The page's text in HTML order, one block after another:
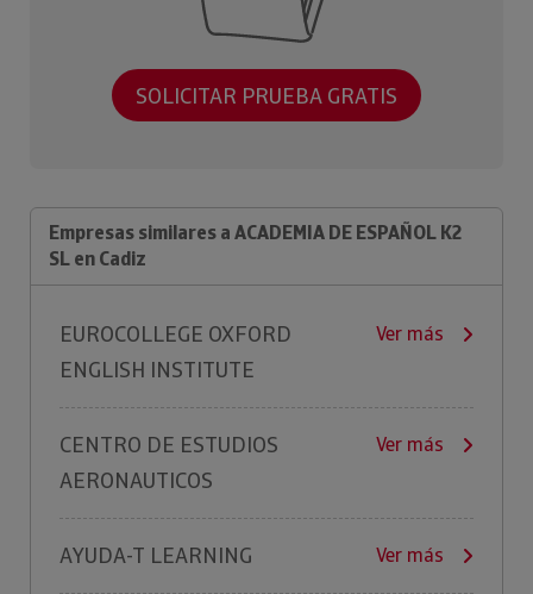
SOLICITAR PRUEBA GRATIS
Empresas similares a ACADEMIA DE ESPAÑOL K2
SL en Cadiz
EUROCOLLEGE OXFORD
ENGLISH INSTITUTE
Ver más
CENTRO DE ESTUDIOS
AERONAUTICOS
Ver más
AYUDA-T LEARNING Ver más